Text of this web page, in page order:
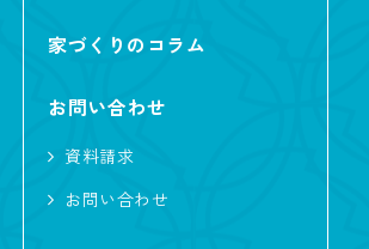
家づくりのコラム
お問い合わせ
資料請求
お問い合わせ